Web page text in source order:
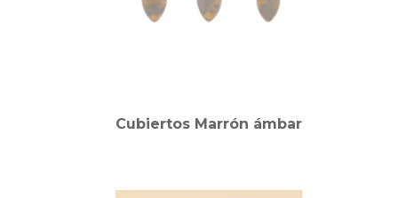
Cubiertos Marrón ámbar